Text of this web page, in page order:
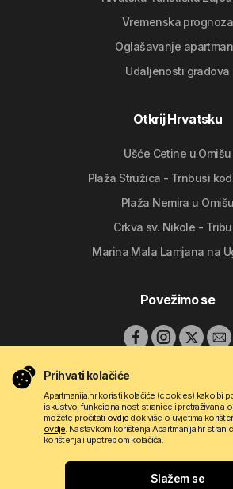
Gdje se želite
Vremenska prognoza
Oglašavanje
Udaljenosti gradova
Otkrij Hrvatsku
Ušće Cetine u Omišu
Plaža Stružica - Trnbusi
Plaža Nemira u Omišu
Crkva sv. Nikole -
Marina Mala Lamjana na
Povežimo se
Pravila korištenja
Prihvati kolačiće
Apartmanija.hr koristi kolačiće (cookies) kako bi
iskustvo, funkcionalnost stranice i pretraživanja
možete pročitati ovdje dok više o uvjetima
ovdje. Nastavkom korištenja Apartmanija.hr
korištenja i upotrebom kolačića.
Slažem se